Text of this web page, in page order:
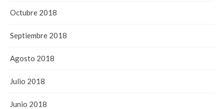
Octubre 2018
Septiembre 2018
Agosto 2018
Julio 2018
Junio 2018